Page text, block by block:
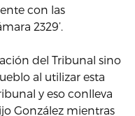
con las
2329’.
del Tribunal sino
al utilizar esta
y eso conlleva
González mientras